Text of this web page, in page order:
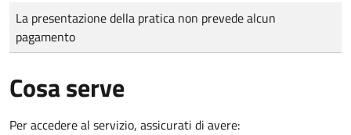
Tipo di pagamento
Importo
La presentazione della pratica non prevede alcun
pagamento
Cosa serve
Per accedere al servizio, assicurati di avere: